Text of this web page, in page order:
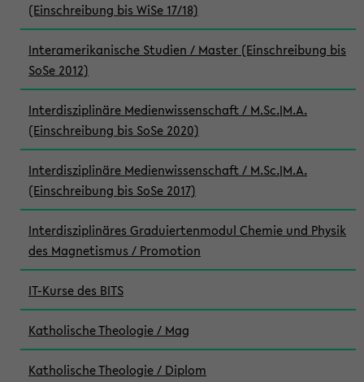
(Einschreibung bis WiSe 17/18)
Interamerikanische Studien / Master (Einschreibung bis
SoSe 2012)
Interdisziplinäre Medienwissenschaft / M.Sc.|M.A.
(Einschreibung bis SoSe 2020)
Interdisziplinäre Medienwissenschaft / M.Sc.|M.A.
(Einschreibung bis SoSe 2017)
Interdisziplinäres Graduiertenmodul Chemie und Physik
des Magnetismus / Promotion
IT-Kurse des BITS
Katholische Theologie / Mag
Katholische Theologie / Diplom